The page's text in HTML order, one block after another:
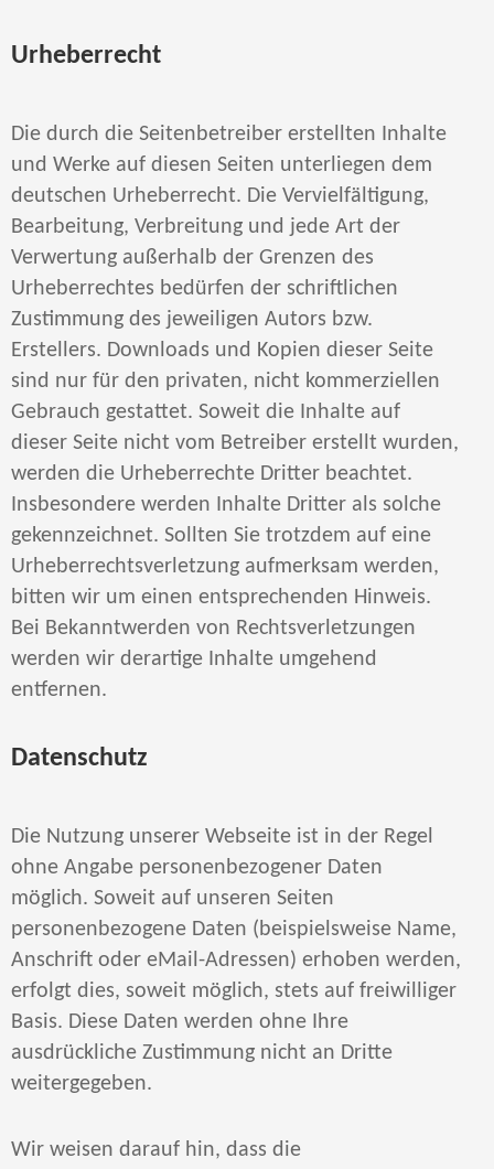
Urheberrecht
Die durch die Seitenbetreiber erstellten Inhalte
und Werke auf diesen Seiten unterliegen dem
deutschen Urheberrecht. Die Vervielfältigung,
Bearbeitung, Verbreitung und jede Art der
Verwertung außerhalb der Grenzen des
Urheberrechtes bedürfen der schriftlichen
Zustimmung des jeweiligen Autors bzw.
Erstellers. Downloads und Kopien dieser Seite
sind nur für den privaten, nicht kommerziellen
Gebrauch gestattet. Soweit die Inhalte auf
dieser Seite nicht vom Betreiber erstellt wurden,
werden die Urheberrechte Dritter beachtet.
Insbesondere werden Inhalte Dritter als solche
gekennzeichnet. Sollten Sie trotzdem auf eine
Urheberrechtsverletzung aufmerksam werden,
bitten wir um einen entsprechenden Hinweis.
Bei Bekanntwerden von Rechtsverletzungen
werden wir derartige Inhalte umgehend
entfernen.
Datenschutz
Die Nutzung unserer Webseite ist in der Regel
ohne Angabe personenbezogener Daten
möglich. Soweit auf unseren Seiten
personenbezogene Daten (beispielsweise Name,
Anschrift oder eMail-Adressen) erhoben werden,
erfolgt dies, soweit möglich, stets auf freiwilliger
Basis. Diese Daten werden ohne Ihre
ausdrückliche Zustimmung nicht an Dritte
weitergegeben.
Wir weisen darauf hin, dass die